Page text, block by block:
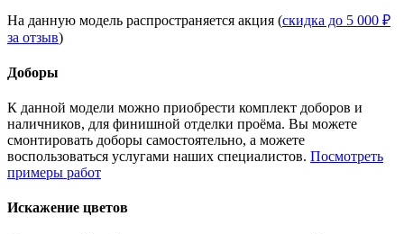
На данную модель распространяется акция (скидка до 5 000 ₽
за отзыв)
Доборы
К данной модели можно приобрести комплект доборов и
наличников, для финишной отделки проёма. Вы можете
смонтировать доборы самостоятельно, а можете
воспользоваться услугами наших специалистов. Посмотреть
примеры работ
Искажение цветов